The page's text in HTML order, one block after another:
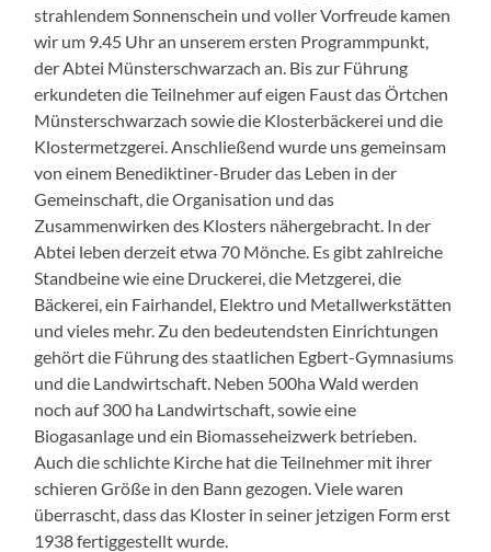
strahlendem Sonnenschein und voller Vorfreude kamen
wir um 9.45 Uhr an unserem ersten Programmpunkt,
der Abtei Münsterschwarzach an. Bis zur Führung
erkundeten die Teilnehmer auf eigen Faust das Örtchen
Münsterschwarzach sowie die Klosterbäckerei und die
Klostermetzgerei. Anschließend wurde uns gemeinsam
von einem Benediktiner-Bruder das Leben in der
Gemeinschaft, die Organisation und das
Zusammenwirken des Klosters nähergebracht. In der
Abtei leben derzeit etwa 70 Mönche. Es gibt zahlreiche
Standbeine wie eine Druckerei, die Metzgerei, die
Bäckerei, ein Fairhandel, Elektro und Metallwerkstätten
und vieles mehr. Zu den bedeutendsten Einrichtungen
gehört die Führung des staatlichen Egbert-Gymnasiums
und die Landwirtschaft. Neben 500ha Wald werden
noch auf 300 ha Landwirtschaft, sowie eine
Biogasanlage und ein Biomasseheizwerk betrieben.
Auch die schlichte Kirche hat die Teilnehmer mit ihrer
schieren Größe in den Bann gezogen. Viele waren
überrascht, dass das Kloster in seiner jetzigen Form erst
1938 fertiggestellt wurde.